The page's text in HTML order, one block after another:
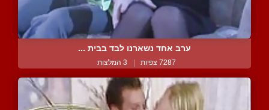
ערב אחד נשארנו לבד בבית ...
7287 צפיות | 3 המלצות